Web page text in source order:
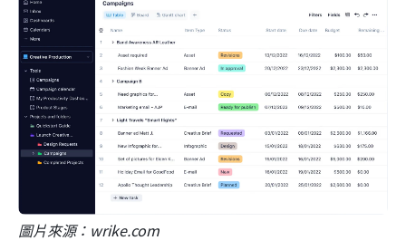
圖片來源：wrike.com